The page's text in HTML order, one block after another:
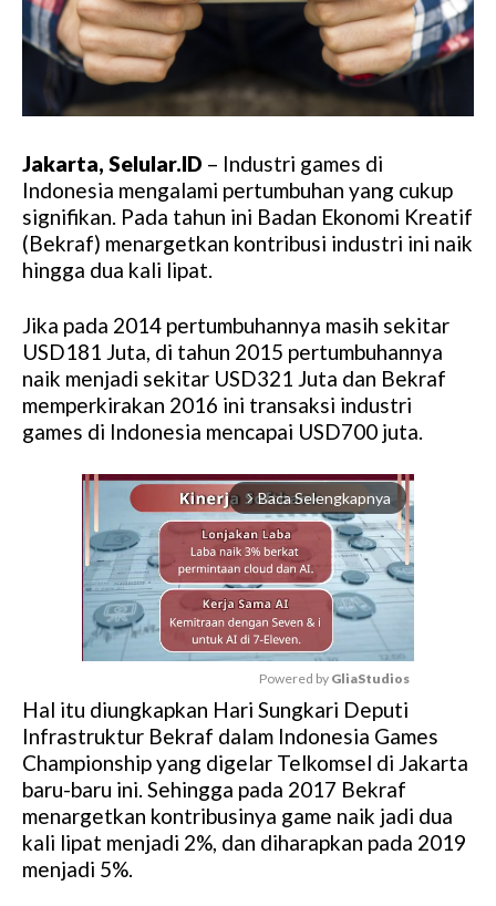
Jakarta, Selular.ID – Industri games di
Indonesia mengalami pertumbuhan yang cukup
signifikan. Pada tahun ini Badan Ekonomi Kreatif
(Bekraf) menargetkan kontribusi industri ini naik
hingga dua kali lipat.
Jika pada 2014 pertumbuhannya masih sekitar
USD181 Juta, di tahun 2015 pertumbuhannya
naik menjadi sekitar USD321 Juta dan Bekraf
memperkirakan 2016 ini transaksi industri
games di Indonesia mencapai USD700 juta.
arrow_forward_ios Baca Selengkapnya
M
u
t
e
Powered by GliaStudios
Hal itu diungkapkan Hari Sungkari Deputi
Infrastruktur Bekraf dalam Indonesia Games
Championship yang digelar Telkomsel di Jakarta
baru-baru ini. Sehingga pada 2017 Bekraf
menargetkan kontribusinya game naik jadi dua
kali lipat menjadi 2%, dan diharapkan pada 2019
menjadi 5%.